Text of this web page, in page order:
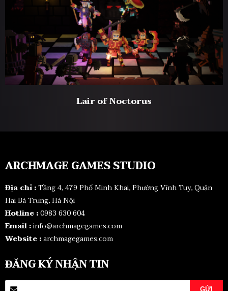
Lair of Noctorus
ARCHMAGE GAMES STUDIO
Địa chỉ :Tầng 4, 479 Phố Minh Khai, Phường Vĩnh Tuy, Quận
Hai Bà Trưng, Hà Nội
Hotline :0983 630 604
Email :info@archmagegames.com
Website :archmagegames.com
ĐĂNG KÝ NHẬN TIN